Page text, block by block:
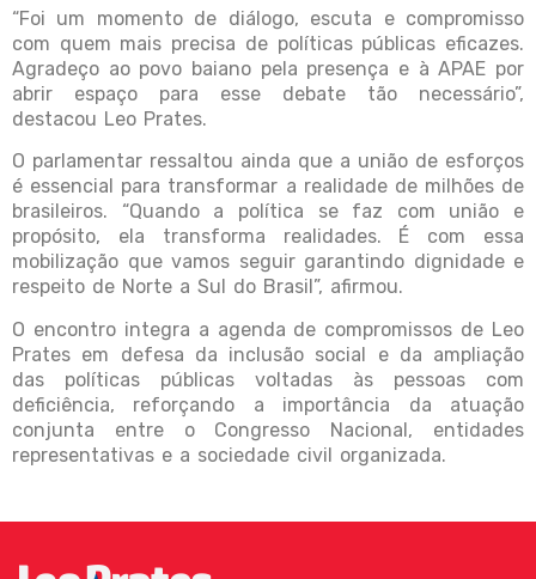
“Foi um momento de diálogo, escuta e compromisso
com quem mais precisa de políticas públicas eficazes.
Agradeço ao povo baiano pela presença e à APAE por
abrir espaço para esse debate tão necessário”,
destacou Leo Prates.
O parlamentar ressaltou ainda que a união de esforços
é essencial para transformar a realidade de milhões de
brasileiros. “Quando a política se faz com união e
propósito, ela transforma realidades. É com essa
mobilização que vamos seguir garantindo dignidade e
respeito de Norte a Sul do Brasil”, afirmou.
O encontro integra a agenda de compromissos de Leo
Prates em defesa da inclusão social e da ampliação
das políticas públicas voltadas às pessoas com
deficiência, reforçando a importância da atuação
conjunta entre o Congresso Nacional, entidades
representativas e a sociedade civil organizada.